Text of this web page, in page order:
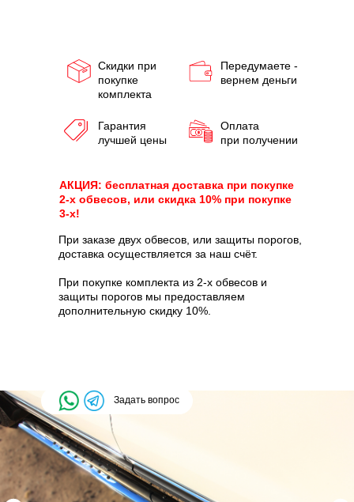
Скидки при
покупке
комплекта
Передумаете -
вернем деньги
Гарантия
лучшей цены
Оплата
при получении
АКЦИЯ: бесплатная доставка при покупке
2-х обвесов, или скидка 10% при покупке
3-х!
При заказе двух обвесов, или защиты порогов,
доставка осуществляется за наш счёт.
При покупке комплекта из 2-х обвесов и
защиты порогов мы предоставляем
дополнительную скидку 10%.
Задать вопрос